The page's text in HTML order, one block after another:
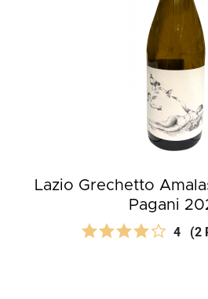
Lazio Grechetto
Pagani
4 (2